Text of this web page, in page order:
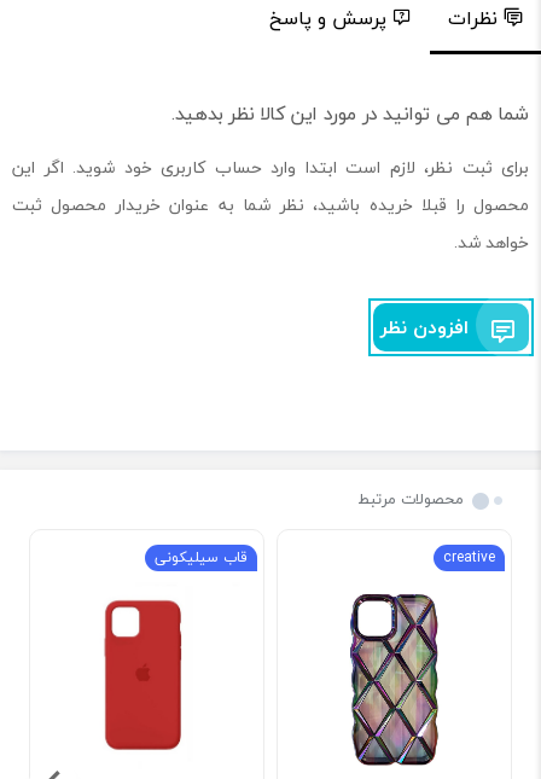
نظرات پرسش و پاسخ
شما هم می توانید در مورد این کالا نظر بدهید.
برای ثبت نظر، لازم است ابتدا وارد حساب کاربری خود شوید. اگر این
محصول را قبلا خریده باشید، نظر شما به عنوان خریدار محصول ثبت
خواهد شد.
افزودن نظر
محصولات مرتبط
creative قاب سیلیکونی